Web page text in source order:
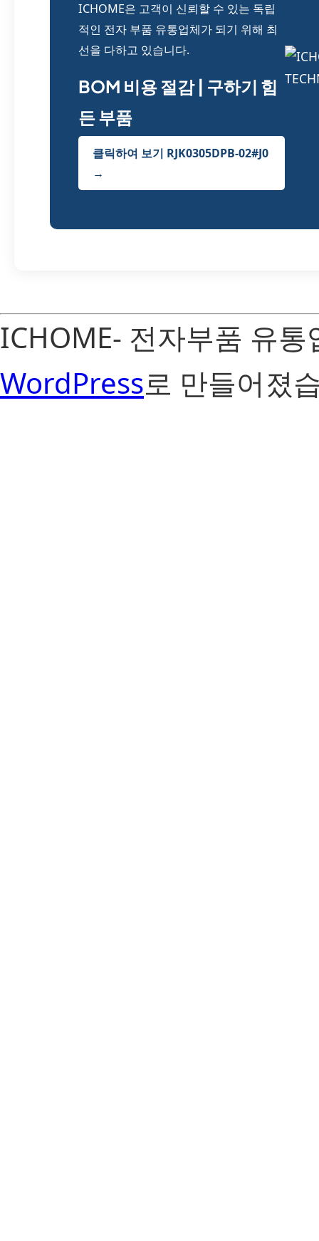
ICHOME은 고객이 신뢰할 수 있는 독립
적인 전자 부품 유통업체가 되기 위해 최
선을 다하고 있습니다.
BOM 비용 절감 | 구하기 힘
든 부품
클릭하여 보기 RJK0305DPB-02#J0
→
ICHOME- 전자부품 유
WordPress로 만들어졌